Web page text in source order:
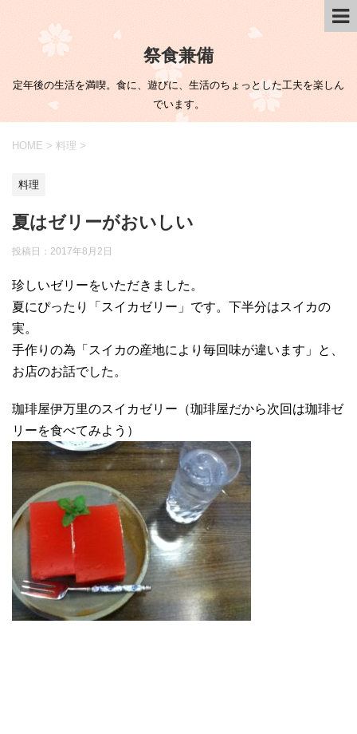
祭食兼備
定年後の生活を満喫。食に、遊びに、生活のちょっとした工夫を楽しん
でいます。
HOME > 料理 >
料理
夏はゼリーがおいしい
投稿日： 2017年8月2日
珍しいゼリーをいただきました。
夏にぴったり「スイカゼリー」です。下半分はスイカの
実。
手作りの為「スイカの産地により毎回味が違います」と、
お店のお話でした。
珈琲屋伊万里のスイカゼリー（珈琲屋だから次回は珈琲ゼ
リーを食べてみよう）